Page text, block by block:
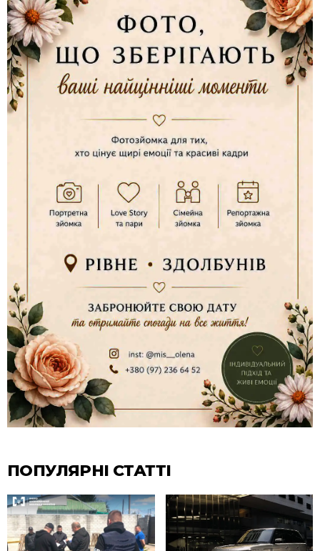
ПОПУЛЯРНІ СТАТТІ